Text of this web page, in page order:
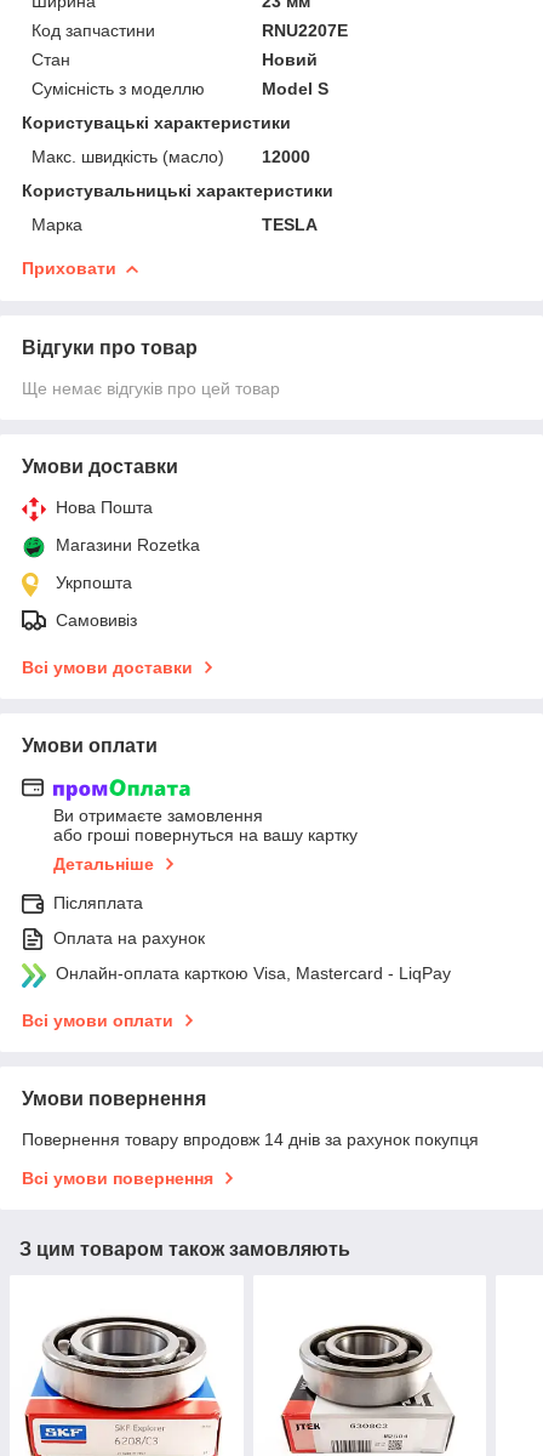
Код запчастини
RNU2207E
Стан
Новий
Сумісність з моделлю
Model S
Користувацькi характеристики
Макс. швидкість (масло)
12000
Користувальницькі характеристики
Марка
TESLA
Приховати
Відгуки про товар
Ще немає відгуків про цей товар
Умови доставки
Нова Пошта
Магазини Rozetka
Укрпошта
Самовивіз
Всі умови доставки
Умови оплати
Ви отримаєте замовлення
або гроші повернуться на вашу картку
Детальніше
Післяплата
Оплата на рахунок
Онлайн-оплата карткою Visa, Mastercard - LiqPay
Всі умови оплати
Умови повернення
Повернення товару впродовж 14 днів за рахунок покупця
Всі умови повернення
З цим товаром також замовляють